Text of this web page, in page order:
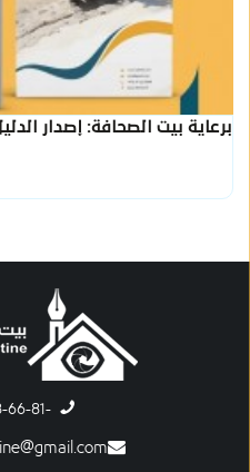
برعاية بيت الصحافة: إصدار
-8-288-66-81(972)